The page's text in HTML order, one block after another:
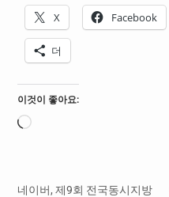
X Facebook
더
이것이 좋아요:
로
네이버, 제9회 전국동시지방